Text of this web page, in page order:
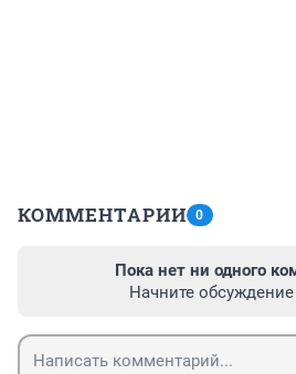
КОММЕНТАРИИ 0
Пока нет ни одного
Начните